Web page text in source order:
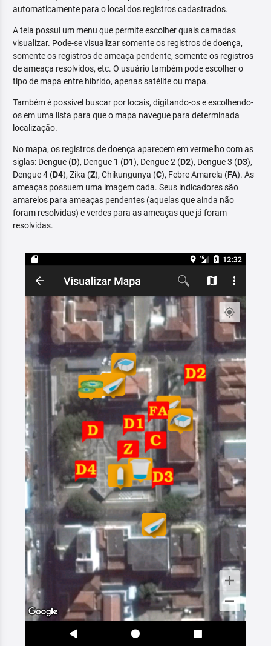
automaticamente para o local dos registros cadastrados.
A tela possui um menu que permite escolher quais camadas
visualizar. Pode-se visualizar somente os registros de doença,
somente os registros de ameaça pendente, somente os registros
de ameaça resolvidos, etc. O usuário também pode escolher o
tipo de mapa entre híbrido, apenas satélite ou mapa.
Também é possível buscar por locais, digitando-os e escolhendo-
os em uma lista para que o mapa navegue para determinada
localização.
No mapa, os registros de doença aparecem em vermelho com as
siglas: Dengue (D), Dengue 1 (D1), Dengue 2 (D2), Dengue 3 (D3),
Dengue 4 (D4), Zika (Z), Chikungunya (C), Febre Amarela (FA). As
ameaças possuem uma imagem cada. Seus indicadores são
amarelos para ameaças pendentes (aquelas que ainda não
foram resolvidas) e verdes para as ameaças que já foram
resolvidas.